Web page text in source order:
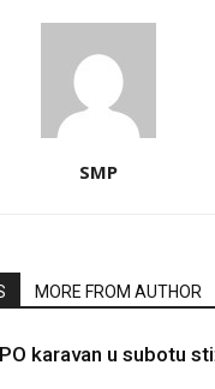
SMP
MORE FROM AUTHOR
karavan u subotu